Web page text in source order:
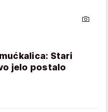
Stari
jelo postalo